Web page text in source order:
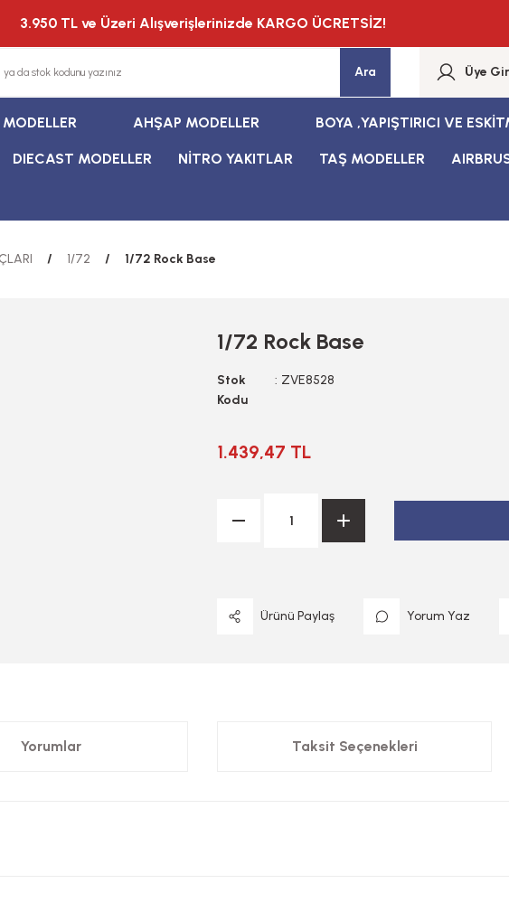
3.950 TL ve Üzeri Alışverişlerinizde KARGO ÜCRETSİZ!
Ara Üye
AHŞAP MODELLER BOYA ,YAPIŞTIRICI VE
DIECAST MODELLER NİTRO YAKITLAR TAŞ MODELLER
1/72 1/72 Rock Base
1/72 Rock Base
Stok
Kodu
ZVE8528
1.439,47 TL
Ürünü Paylaş Yorum Yaz
Yorumlar Taksit Seçenekleri